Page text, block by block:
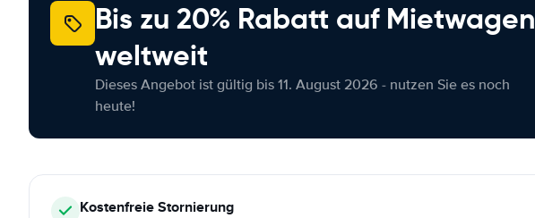
Bis zu 20% Rabatt auf Mietwagen
weltweit
Dieses Angebot ist gültig bis 11. August 2026 - nutzen Sie es noch
heute!
KostenfreieStornierung